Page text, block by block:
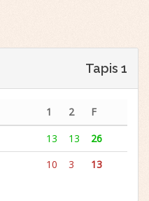
Tapis 1
1 2
F
13 13
26
10 3 13